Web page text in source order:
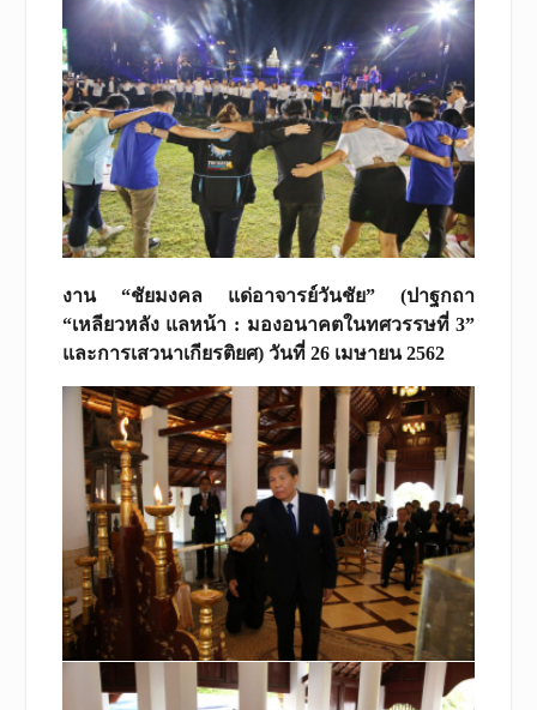
งาน “ชัยมงคล แด่อาจารย์วันชัย” (ปาฐกถา
“เหลียวหลัง แลหน้า : มองอนาคตในทศวรรษที่ 3”
และการเสวนาเกียรติยศ) วันที่ 26 เมษายน 2562